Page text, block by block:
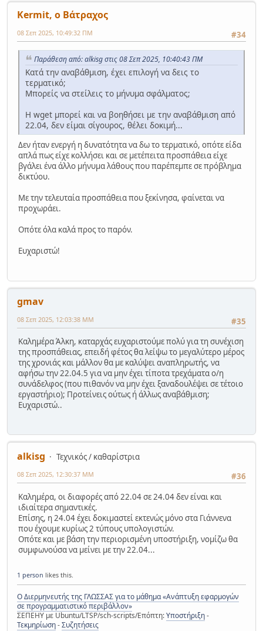
Kermit, ο Βάτραχος
#34
08 Σεπ 2025, 10:49:32 ΠΜ
Παράθεση από: alkisg στις 08 Σεπ 2025, 10:40:43 ΠΜ
Κατά την αναβάθμιση, έχει επιλογή να δεις το
τερματικό;
Μπορείς να στείλεις το μήνυμα σφάλματος;
Η wget μπορεί και να βοηθήσει με την αναβάθμιση από
22.04, δεν είμαι σίγουρος, θέλει δοκιμή...
Δεν ήταν ενεργή η δυνατότητα να δω το τερματικό, οπότε είδα
απλά πως είχε κολλήσει και σε μετέπειτα προσπάθεια είχε
βγάλει ένα άλλο μήνυμα λάθους που παρέπεμπε σε πρόβλημα
δικτύου.
Με την τελευταία προσπάθεια που ξεκίνησα, φαίνεται να
προχωράει.
Οπότε όλα καλά προς το παρόν.
Ευχαριστώ!
gmav
#35
08 Σεπ 2025, 12:03:38 ΜΜ
Καλημέρα Άλκη, καταρχάς ευχαριστούμε πολύ για τη συνέχιση
της προσπάθειας, επειδή φέτος θα λείψω το μεγαλύτερο μέρος
της χρονιάς και μάλλον θα με καλύψει αναπληρωτής, να
αφήσω την 22.04.5 για να μην έχει τίποτα τρεχάματα ο/η
συνάδελφος (που πιθανόν να μην έχει ξαναδουλέψει σε τέτοιο
εργαστήριο); Προτείνεις ούτως ή άλλως αναβάθμιση;
Ευχαριστώ..
alkisg
Τεχνικός / καθαρίστρια
#36
08 Σεπ 2025, 12:30:37 ΜΜ
Καλημέρα, οι διαφορές από 22.04 σε 24.04 δεν είναι και
ιδιαίτερα σημαντικές.
Επίσης, η 24.04 έχει δοκιμαστεί εκτενώς μόνο στα Γιάννενα
που έχουμε κυρίως 2 τύπους υπολογιστών.
Οπότε και με βάση την περιορισμένη υποστήριξη, νομίζω θα
συμφωνούσα να μείνει με την 22.04...
1 person likes this.
Ο Διερμηνευτής της ΓΛΩΣΣΑΣ για το μάθημα «Ανάπτυξη εφαρμογών
σε προγραμματιστικό περιβάλλον»
ΣΕΠΕΗΥ με Ubuntu/LTSP/sch-scripts/Επόπτη:Υποστήριξη-
Τεκμηρίωση-Συζητήσεις